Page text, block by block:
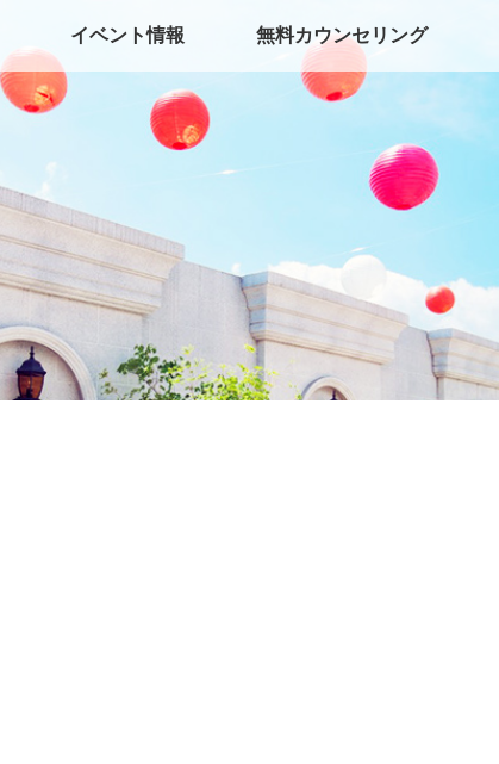
イベント情報 無料カウンセリング